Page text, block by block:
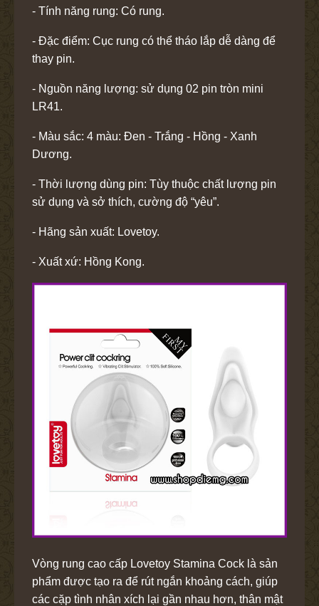
- Tính năng rung: Có rung.
- Đặc điểm: Cục rung có thể tháo lắp dễ dàng để
thay pin.
- Nguồn năng lượng: sử dụng 02 pin tròn mini
LR41.
- Màu sắc: 4 màu: Đen - Trắng - Hồng - Xanh
Dương.
- Thời lượng dùng pin: Tùy thuộc chất lượng pin
sử dụng và sở thích, cường độ “yêu”.
- Hãng sản xuất: Lovetoy.
- Xuất xứ: Hồng Kong.
Vòng rung cao cấp Lovetoy Stamina Cock là sản
phẩm được tạo ra để rút ngắn khoảng cách, giúp
các cặp tình nhân xích lại gần nhau hơn, thân mật